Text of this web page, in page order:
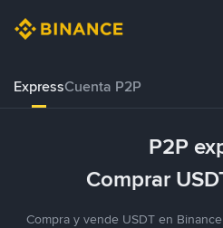
ExpressCuenta P2P
P2P
Comprar
Compra y vende USDT en